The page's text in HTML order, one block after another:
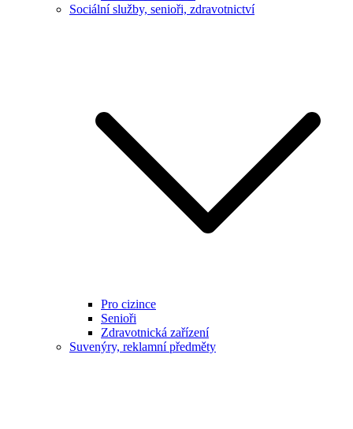
Sociální služby, senioři, zdravotnictví
Pro cizince
Senioři
Zdravotnická zařízení
Suvenýry, reklamní předměty